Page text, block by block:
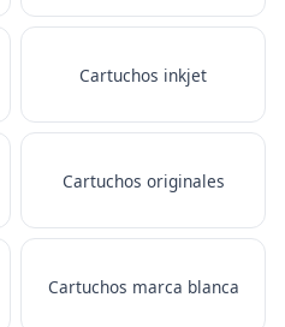
Cartuchos inkjet
Cartuchos originales
Cartuchos marca blanca